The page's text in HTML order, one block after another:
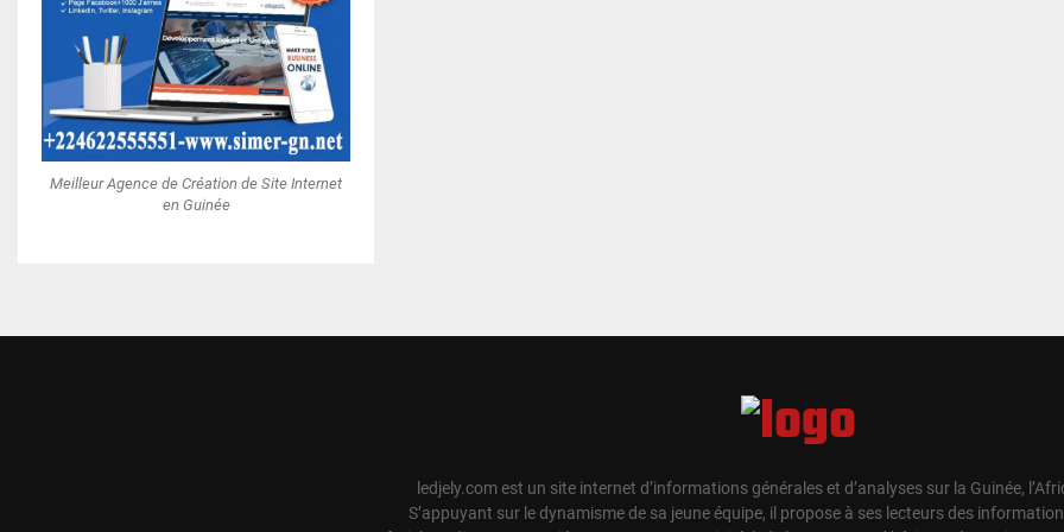
Meilleur Agence de Création de Site Internet
en Guinée
ledjely.com est un site internet d’informations générales et d’analyses sur la Guinée,
S’appuyant sur le dynamisme de sa jeune équipe, il propose à ses lecteurs des